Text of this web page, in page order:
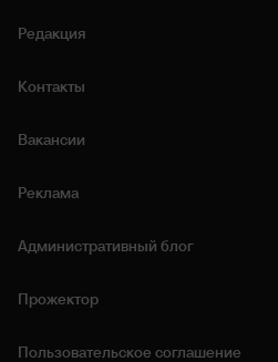
Редакция
Контакты
Вакансии
Реклама
Административный блог
Прожектор
Пользовательское соглашение